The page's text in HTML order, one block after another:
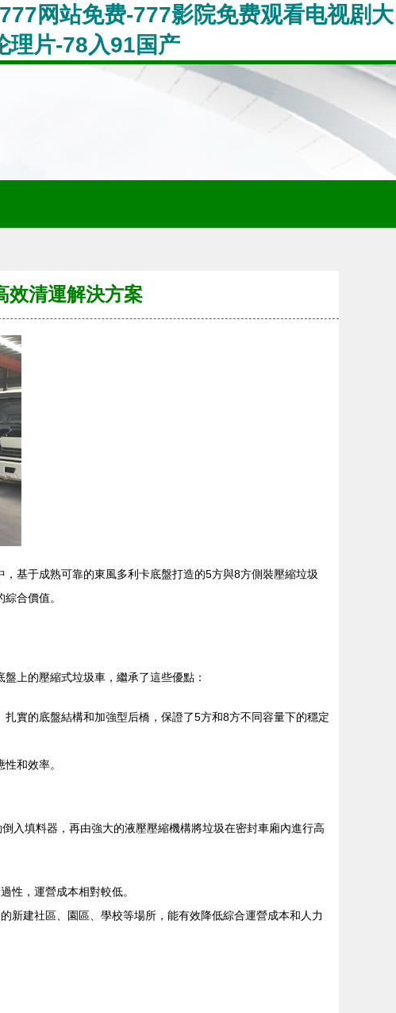
网站免费-777影院免费观看电视剧大
理片-78入91国产
效清運解決方案
基于成熟可靠的東風多利卡底盤打造的5方與8方側裝壓縮垃圾
合價值。
上的壓縮式垃圾車，繼承了這些優點：
實的底盤結構和加強型后橋，保證了5方和8方不同容量下的穩定
和效率。
入填料器，再由強大的液壓壓縮機構將垃圾在密封車廂內進行高
性，運營成本相對較低。
新建社區、園區、學校等場所，能有效降低綜合運營成本和人力